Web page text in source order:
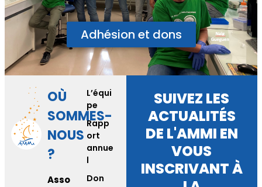
Adhésion et dons
OÙ
SOMMES-
NOUS
?
Asso
L’équi
pe
Rapp
ort
annue
l
Don
SUIVEZ LES
ACTUALITÉS
DE L'AMMI EN
VOUS
INSCRIVANT À